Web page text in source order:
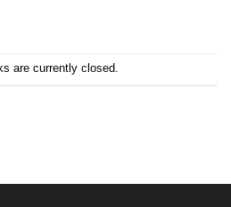
are currently closed.